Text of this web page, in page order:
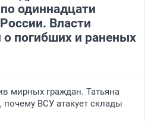
одиннадцати
Власти
погибших и раненых
мирных граждан. Татьяна
почему ВСУ атакует склады